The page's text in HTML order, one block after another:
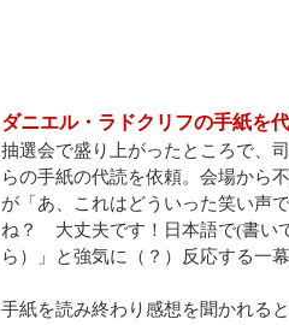
ダニエル・ラドクリフの手紙を
抽選会で盛り上がったところで、
らの手紙の代読を依頼。会場から
が「あ、これはどういった笑い声
ね？ 大丈夫です！日本語で(書い
ら）」と強気に（？）反応する一幕
手紙を読み終わり感想を聞かれる